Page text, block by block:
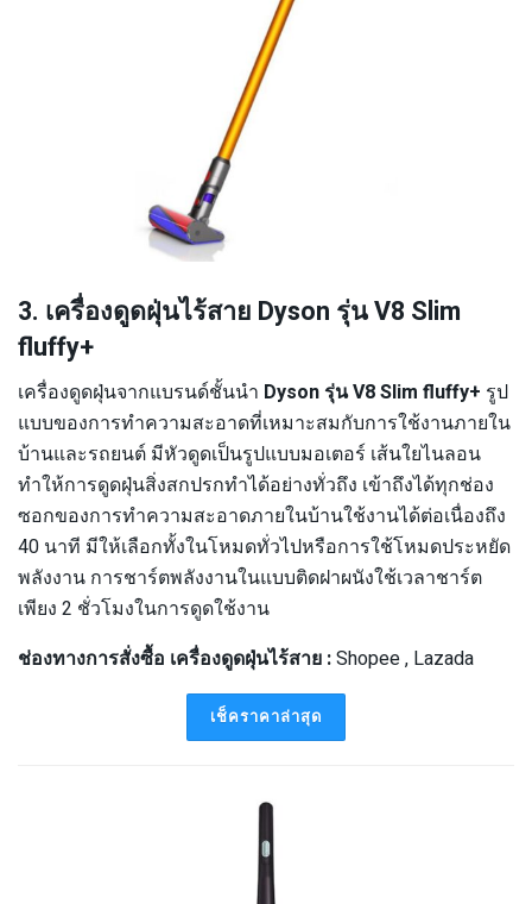
3. เครื่องดูดฝุ่นไร้สาย Dyson รุ่น V8 Slim
fluffy+
เครื่องดูดฝุ่นจากแบรนด์ชั้นนำ Dyson รุ่น V8 Slim fluffy+ รูป
แบบของการทำความสะอาดที่เหมาะสมกับการใช้งานภายใน
บ้านและรถยนต์ มีหัวดูดเป็นรูปแบบมอเตอร์ เส้นใยไนลอน
ทำให้การดูดฝุ่นสิ่งสกปรกทำได้อย่างทั่วถึง เข้าถึงได้ทุกช่อง
ซอกของการทำความสะอาดภายในบ้านใช้งานได้ต่อเนื่องถึง
40 นาที มีให้เลือกทั้งในโหมดทั่วไปหรือการใช้โหมดประหยัด
พลังงาน การชาร์ตพลังงานในแบบติดฝาผนังใช้เวลาชาร์ต
เพียง 2 ชั่วโมงในการดูดใช้งาน
ช่องทางการสั่งซื้อ เครื่องดูดฝุ่นไร้สาย :Shopee , Lazada
เช็คราคาล่าสุด